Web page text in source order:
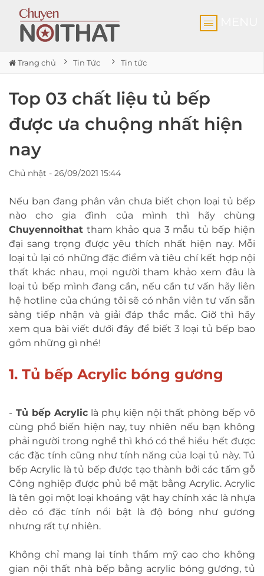
Trang chủ Tin Tức Tin tức
Top 03 chất liệu tủ bếp
được ưa chuộng nhất hiện
nay
Chủ nhật - 26/09/2021 15:44
Nếu bạn đang phân vân chưa biết chọn loại tủ bếp
nào cho gia đình của mình thì hãy chùng
Chuyennoithat tham khảo qua 3 mẫu tủ bếp hiện
đại sang trọng được yêu thích nhất hiện nay. Mỗi
loại tủ lại có những đặc điểm và tiêu chí kết hợp nội
thất khác nhau, mọi người tham khảo xem đâu là
loại tủ bếp mình đang cần, nếu cần tư vấn hãy liên
hệ hotline của chúng tôi sẽ có nhân viên tư vấn sẵn
sàng tiếp nhận và giải đáp thắc mắc. Giờ thì hãy
xem qua bài viết dưới đây để biết 3 loại tủ bếp bao
gồm những gì nhé!
1. Tủ bếp Acrylic bóng gương
- Tủ bếp Acryliclà phụ kiện nội thất phòng bếp vô
cùng phổ biến hiện nay, tuy nhiên nếu bạn không
phải người trong nghề thì khó có thể hiểu hết được
các đặc tính cũng như tính năng của loại tủ này. Tủ
bếp Acrylic là tủ bếp được tạo thành bởi các tấm gỗ
Công nghiệp được phủ bề mặt bằng Acrylic. Acrylic
là tên gọi một loại khoáng vật hay chính xác là nhựa
dẻo có đặc tính nổi bật là độ bóng như gương
nhưng rất tự nhiên.
Không chỉ mang lại tính thẩm mỹ cao cho không
gian nội thất nhà bếp bằng acrylic bóng gương, tủ